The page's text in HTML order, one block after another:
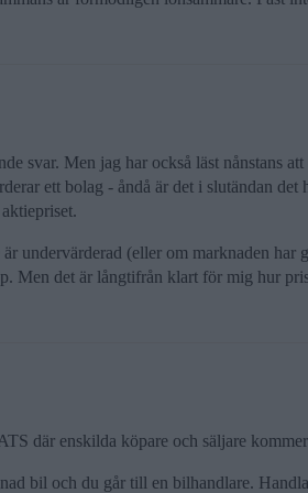
svar. Men jag har också läst nånstans
ett bolag - åndå är det i slutändan
undervärderad (eller om marknaden har
Men det är långtifrån klart för mig hur
där enskilda köpare och säljare
bil och du går till en bilhandlare.